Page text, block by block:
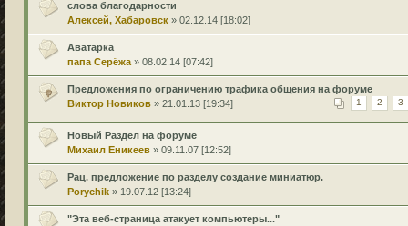
слова благодарности
Алексей, Хабаровск » 02.12.14 [18:02]
Аватарка
папа Серёжа » 08.02.14 [07:42]
Предложения по ограничению трафика общения на форуме
1 2 3
Виктор Новиков » 21.01.13 [19:34]
Новый Раздел на форуме
Михаил Еникеев » 09.11.07 [12:52]
Рац. предложение по разделу создание миниатюр.
Porychik » 19.07.12 [13:24]
"Эта веб-страница атакует компьютеры..."